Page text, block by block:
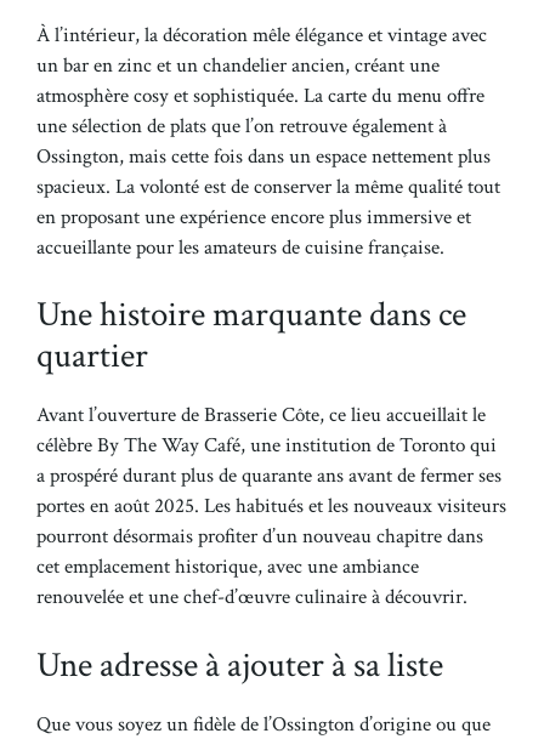
À l’intérieur, la décoration mêle élégance et vintage avec
un bar en zinc et un chandelier ancien, créant une
atmosphère cosy et sophistiquée. La carte du menu offre
une sélection de plats que l’on retrouve également à
Ossington, mais cette fois dans un espace nettement plus
spacieux. La volonté est de conserver la même qualité tout
en proposant une expérience encore plus immersive et
accueillante pour les amateurs de cuisine française.
Une histoire marquante dans ce
quartier
Avant l’ouverture de Brasserie Côte, ce lieu accueillait le
célèbre By The Way Café, une institution de Toronto qui
a prospéré durant plus de quarante ans avant de fermer ses
portes en août 2025. Les habitués et les nouveaux visiteurs
pourront désormais profiter d’un nouveau chapitre dans
cet emplacement historique, avec une ambiance
renouvelée et une chef-d’œuvre culinaire à découvrir.
Une adresse à ajouter à sa liste
Que vous soyez un fidèle de l’Ossington d’origine ou que